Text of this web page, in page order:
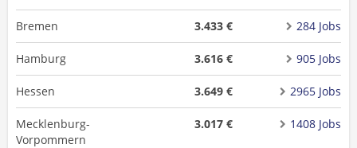
Bremen 3.433 € 284 Jobs
Hamburg 3.616 € 905 Jobs
Hessen 3.649 € 2965 Jobs
Mecklenburg-
Vorpommern
3.017 € 1408 Jobs